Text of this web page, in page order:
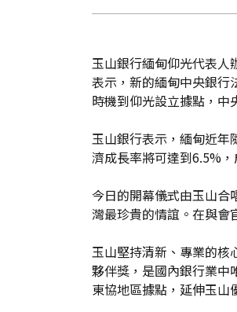
玉山銀行緬甸仰光代表人
表示，新的緬甸中央銀行
時機到仰光設立據點，中
玉山銀行表示，緬甸近年
濟成長率將可達到6.5%
今日的開幕儀式由玉山合
灣最珍貴的情誼。在與會
玉山堅持清新、專業的核
夥伴獎，是國內銀行業中
東協地區據點，延伸玉山